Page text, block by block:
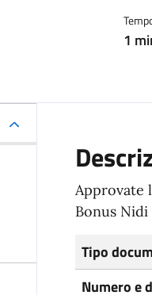
1
Approvate
Bonus
Tipo
Numero e